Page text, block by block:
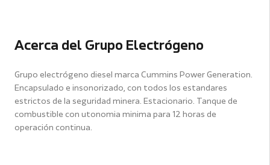
Acerca del Grupo Electrógeno
Grupo electrógeno diesel marca Cummins Power Generation.
Encapsulado e insonorizado, con todos los estandares
estrictos de la seguridad minera. Estacionario. Tanque de
combustible con utonomia minima para 12 horas de
operación continua.